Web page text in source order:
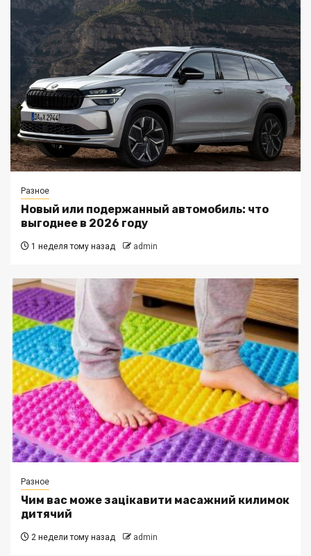
Разное
Новый или подержанный автомобиль: что
выгоднее в 2026 году
1 неделя тому назад admin
Разное
Чим вас може зацікавити масажний килимок
дитячий
2 недели тому назад admin